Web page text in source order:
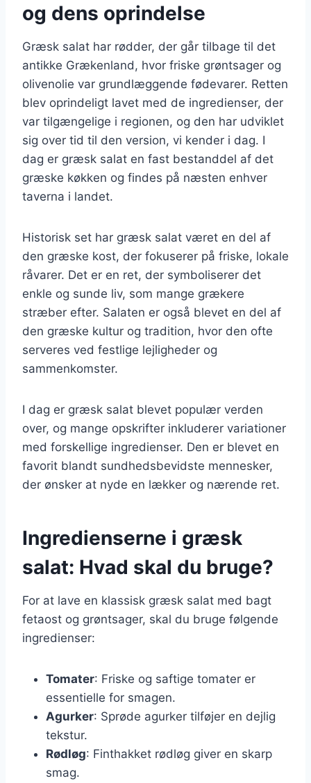
og dens oprindelse
Græsk salat har rødder, der går tilbage til det
antikke Grækenland, hvor friske grøntsager og
olivenolie var grundlæggende fødevarer. Retten
blev oprindeligt lavet med de ingredienser, der
var tilgængelige i regionen, og den har udviklet
sig over tid til den version, vi kender i dag. I
dag er græsk salat en fast bestanddel af det
græske køkken og findes på næsten enhver
taverna i landet.
Historisk set har græsk salat været en del af
den græske kost, der fokuserer på friske, lokale
råvarer. Det er en ret, der symboliserer det
enkle og sunde liv, som mange grækere
stræber efter. Salaten er også blevet en del af
den græske kultur og tradition, hvor den ofte
serveres ved festlige lejligheder og
sammenkomster.
I dag er græsk salat blevet populær verden
over, og mange opskrifter inkluderer variationer
med forskellige ingredienser. Den er blevet en
favorit blandt sundhedsbevidste mennesker,
der ønsker at nyde en lækker og nærende ret.
Ingredienserne i græsk
salat: Hvad skal du bruge?
For at lave en klassisk græsk salat med bagt
fetaost og grøntsager, skal du bruge følgende
ingredienser:
Tomater: Friske og saftige tomater er
essentielle for smagen.
Agurker: Sprøde agurker tilføjer en dejlig
tekstur.
Rødløg: Finthakket rødløg giver en skarp
smag.